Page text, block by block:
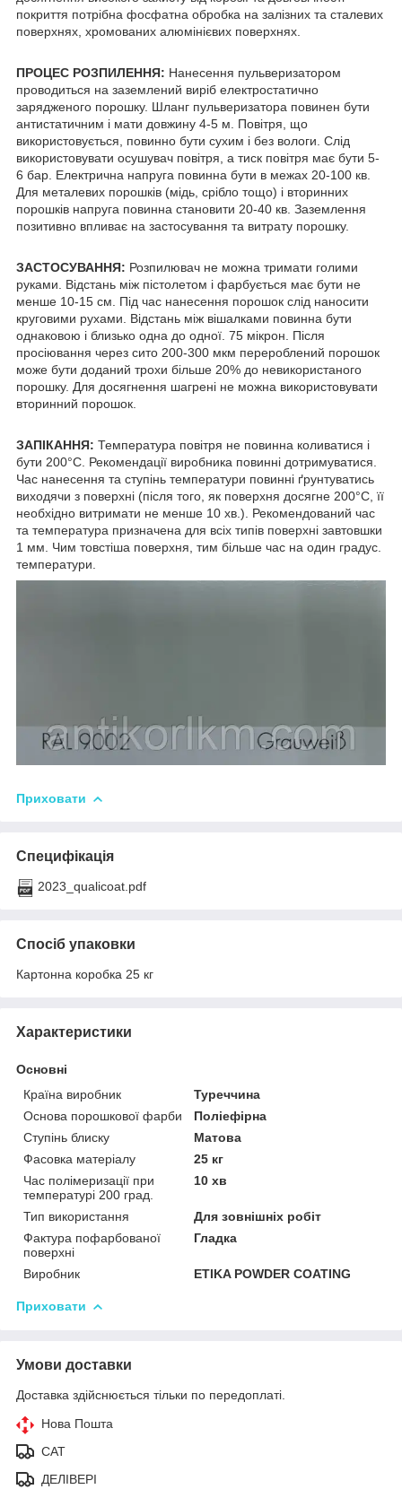
покриття потрібна фосфатна обробка на залізних та сталевих
поверхнях, хромованих алюмінієвих поверхнях.
ПРОЦЕС РОЗПИЛЕННЯ: Нанесення пульверизатором
проводиться на заземлений виріб електростатично
зарядженого порошку. Шланг пульверизатора повинен бути
антистатичним і мати довжину 4-5 м. Повітря, що
використовується, повинно бути сухим і без вологи. Слід
використовувати осушувач повітря, а тиск повітря має бути 5-
6 бар. Електрична напруга повинна бути в межах 20-100 кв.
Для металевих порошків (мідь, срібло тощо) і вторинних
порошків напруга повинна становити 20-40 кв. Заземлення
позитивно впливає на застосування та витрату порошку.
ЗАСТОСУВАННЯ: Розпилювач не можна тримати голими
руками. Відстань між пістолетом і фарбується має бути не
менше 10-15 см. Під час нанесення порошок слід наносити
круговими рухами. Відстань між вішалками повинна бути
однаковою і близько одна до одної. 75 мікрон. Після
просіювання через сито 200-300 мкм перероблений порошок
може бути доданий трохи більше 20% до невикористаного
порошку. Для досягнення шагрені не можна використовувати
вторинний порошок.
ЗАПІКАННЯ: Температура повітря не повинна коливатися і
бути 200°С. Рекомендації виробника повинні дотримуватися.
Час нанесення та ступінь температури повинні ґрунтуватись
виходячи з поверхні (після того, як поверхня досягне 200°С, її
необхідно витримати не менше 10 хв.). Рекомендований час
та температура призначена для всіх типів поверхні завтовшки
1 мм. Чим товстіша поверхня, тим більше час на один градус.
температури.
Приховати
Специфікація
2023_qualicoat.pdf
Спосіб упаковки
Картонна коробка 25 кг
Характеристики
Основні
Країна виробник
Туреччина
Основа порошкової фарби
Поліефірна
Ступінь блиску
Матова
Фасовка матеріалу
25 кг
Час полімеризації при
температурі 200 град.
10 хв
Тип використання
Для зовнішніх робіт
Фактура пофарбованої
поверхні
Гладка
Виробник ETIKA POWDER COATING
Приховати
Умови доставки
Доставка здійснюється тільки по передоплаті.
Нова Пошта
САТ
ДЕЛІВЕРІ